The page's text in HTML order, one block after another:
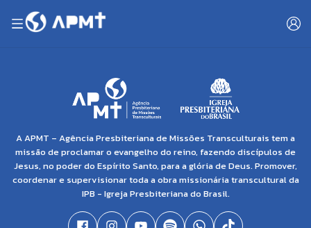
A APMT – Agência Presbiteriana de Missões Transculturais tem a
missão de proclamar o evangelho do reino, fazendo discípulos de
Jesus, no poder do Espírito Santo, para a glória de Deus. Promover,
coordenar e supervisionar toda a obra missionária transcultural da
IPB - Igreja Presbiteriana do Brasil.